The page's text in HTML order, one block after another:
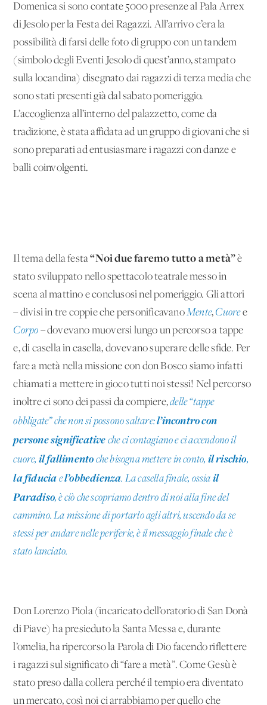
Domenica si sono contate 5000 presenze al Pala Arrex
di Jesolo per la Festa dei Ragazzi. All’arrivo c’era la
possibilità di farsi delle foto di gruppo con un tandem
(simbolo degli Eventi Jesolo di quest’anno, stampato
sulla locandina) disegnato dai ragazzi di terza media che
sono stati presenti già dal sabato pomeriggio.
L’accoglienza all’interno del palazzetto, come da
tradizione, è stata affidata ad un gruppo di giovani che si
sono preparati ad entusiasmare i ragazzi con danze e
balli coinvolgenti.
Il tema della festa“Noi due faremo tutto a metà”è
stato sviluppato nello spettacolo teatrale messo in
scena al mattino e conclusosi nel pomeriggio. Gli attori
– divisi in tre coppie che personificavanoMente, Cuoree
Corpo – dovevano muoversi lungo un percorso a tappe
e, di casella in casella, dovevano superare delle sfide. Per
fare a metà nella missione con don Bosco siamo infatti
chiamati a mettere in gioco tutti noi stessi! Nel percorso
inoltre ci sono dei passi da compiere,delle “tappe
obbligate” che non si possono saltare:l’incontro con
persone significative che ci contagiano e ci accendono il
cuore, il fallimento che bisogna mettere in conto, il rischio,
la fiducia el’obbedienza. La casella finale, ossia il
Paradiso, è ciò che scopriamo dentro di noi alla fine del
cammino. La missione di portarlo agli altri, uscendo da se
stessi per andare nelle periferie, è il messaggio finale che è
stato lanciato.
Don Lorenzo Piola (incaricato dell’oratorio di San Donà
di Piave) ha presieduto la Santa Messa e, durante
l’omelia, ha ripercorso la Parola di Dio facendo riflettere
i ragazzi sul significato di “fare a metà”. Come Gesù è
stato preso dalla collera perché il tempio era diventato
un mercato, così noi ci arrabbiamo per quello che